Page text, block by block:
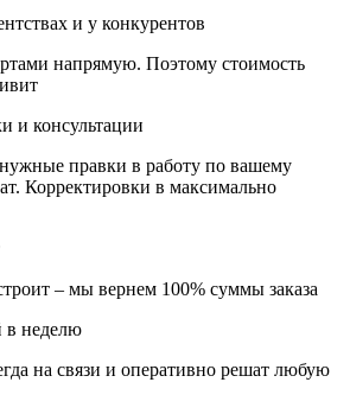
и у конкурентов
напрямую. Поэтому стоимость
и консультации
правки в работу по вашему
Корректировки в максимально
– мы вернем 100% суммы заказа
в неделю
на связи и оперативно решат любую